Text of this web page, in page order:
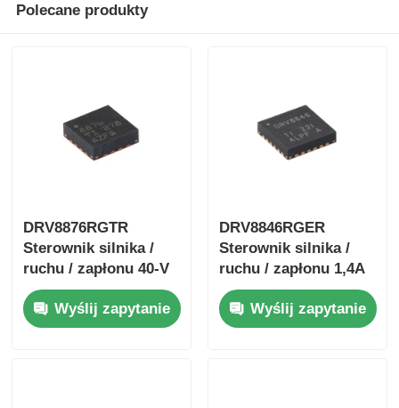
Polecane produkty
DRV8876RGTR
Sterownik silnika /
ruchu / zapłonu 40-V
3,5-A sterownik
silnika H-mostka z I
Wyślij zapytanie
DRV8846RGER
Sterownik silnika /
ruchu / zapłonu 1,4A
Bipolarny Stpr Mo
Tor Driver
Wyślij zapytanie